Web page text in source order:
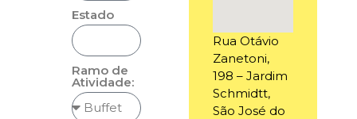
Estado
Ramo de
Atividade:
Rua Otávio
Zanetoni,
198 – Jardim
Schmidtt,
São José do